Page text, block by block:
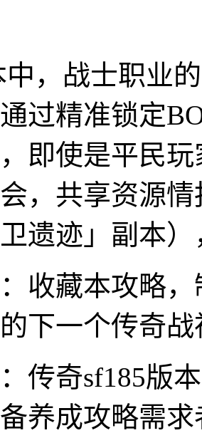
中，战士职业
过精准锁定
即使是平民
，共享资源
遗迹」副本
收藏本攻略
下一个传奇战
传奇sf185版
养成攻略需求